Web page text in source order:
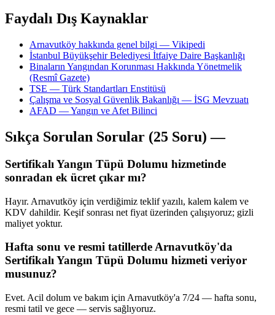
Faydalı Dış Kaynaklar
Arnavutköy hakkında genel bilgi — Vikipedi
İstanbul Büyükşehir Belediyesi İtfaiye Daire Başkanlığı
Binaların Yangından Korunması Hakkında Yönetmelik
(Resmî Gazete)
TSE — Türk Standartları Enstitüsü
Çalışma ve Sosyal Güvenlik Bakanlığı — İSG Mevzuatı
AFAD — Yangın ve Afet Bilinci
Sıkça Sorulan Sorular (25 Soru) —
Sertifikalı Yangın Tüpü Dolumu hizmetinde
sonradan ek ücret çıkar mı?
Hayır. Arnavutköy için verdiğimiz teklif yazılı, kalem kalem ve
KDV dahildir. Keşif sonrası net fiyat üzerinden çalışıyoruz; gizli
maliyet yoktur.
Hafta sonu ve resmi tatillerde Arnavutköy'da
Sertifikalı Yangın Tüpü Dolumu hizmeti veriyor
musunuz?
Evet. Acil dolum ve bakım için Arnavutköy'a 7/24 — hafta sonu,
resmi tatil ve gece — servis sağlıyoruz.